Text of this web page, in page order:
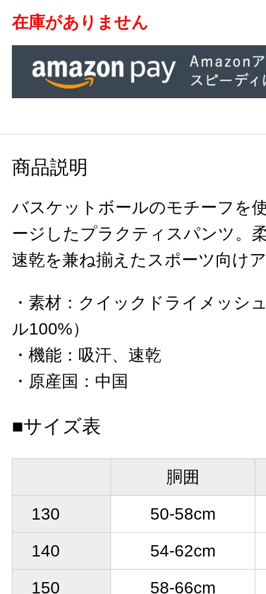
在庫がありません
商品説明
バスケットボールのモチーフを
ージしたプラクティスパンツ。
速乾を兼ね揃えたスポーツ向け
素材 ： クイックドライメッシ
ル100%）
機能 ： 吸汗、速乾
原産国 ： 中国
■サイズ表
胴囲
130
50-58cm
140
54-62cm
150
58-66cm